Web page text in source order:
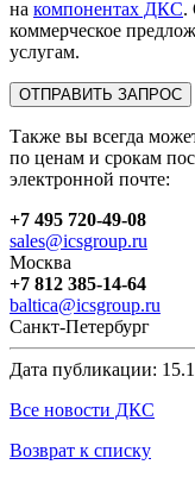
на компонентах ДКС.
коммерческое
услугам.
ОТПРАВИТЬ ЗАПРОС
Также вы всегда
по ценам и срокам
электронной почте:
+7 495 720-49-08
sales@icsgroup.ru
Москва
+7 812 385-14-64
baltica@icsgroup.ru
Санкт-Петербург
Дата публикации:
Все новости ДКС
Возврат к списку